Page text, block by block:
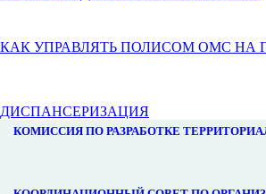
КАК УПРАВЛЯТЬ ПОЛИСОМ ОМС НА
ДИСПАНСЕРИЗАЦИЯ
КОМИССИЯ ПО РАЗРАБОТКЕ